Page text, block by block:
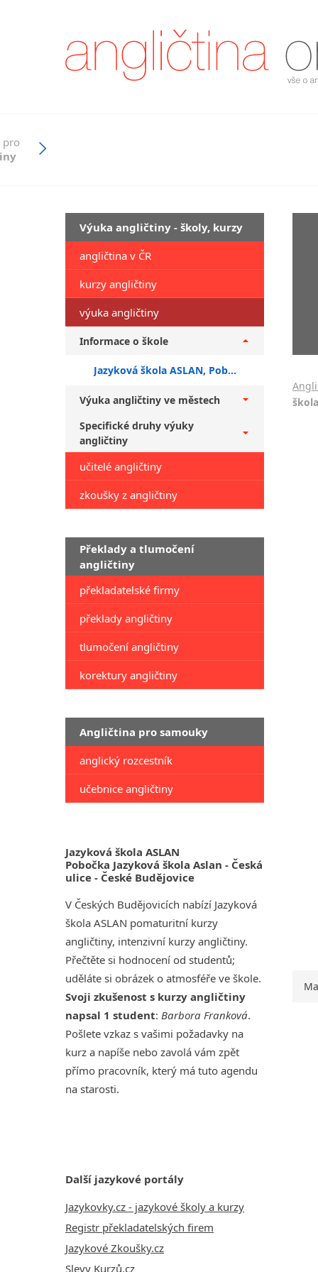
pro
Výuka angličtiny - školy, kurzy
angličtina v ČR
kurzy angličtiny
výuka angličtiny
Informace o škole
Jazyková škola ASLAN, Pobočka Jazyková škola Aslan - Česká ulice
Výuka angličtiny ve městech
Specifické druhy výuky
angličtiny
učitelé angličtiny
zkoušky z angličtiny
Překlady a tlumočení
angličtiny
překladatelské firmy
překlady angličtiny
tlumočení angličtiny
korektury angličtiny
Angličtina pro samouky
anglický rozcestník
učebnice angličtiny
Jazyková škola ASLAN
Pobočka Jazyková škola Aslan - Česká
ulice - České Budějovice
V Českých Budějovicích nabízí Jazyková
škola ASLAN pomaturitní kurzy
angličtiny, intenzivní kurzy angličtiny.
Přečtěte si hodnocení od studentů;
uděláte si obrázek o atmosféře ve škole.
Svoji zkušenost s kurzy angličtiny
napsal 1 student: Barbora Franková.
Pošlete vzkaz s vašimi požadavky na
kurz a napíše nebo zavolá vám zpět
přímo pracovník, který má tuto agendu
na starosti.
Další jazykové portály
Jazykovky.cz - jazykové školy a kurzy
Registr překladatelských firem
Jazykové Zkoušky.cz
Slevy Kurzů.cz